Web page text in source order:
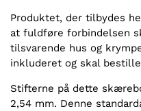
Produktet, der tilbydes
at fuldføre forbindelsen
tilsvarende hus og
inkluderet og skal
Stifterne på dette
2,54 mm. Denne